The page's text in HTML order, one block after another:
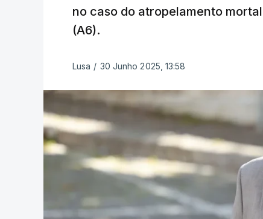
no caso do atropelamento
(A6).
Lusa / 30 Junho 2025, 13:58